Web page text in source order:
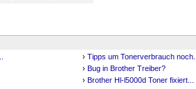
› Tipps um Tonerverbrauch noch...
› Bug in Brother Treiber?
› Brother Hl-l5000d Toner fixiert...